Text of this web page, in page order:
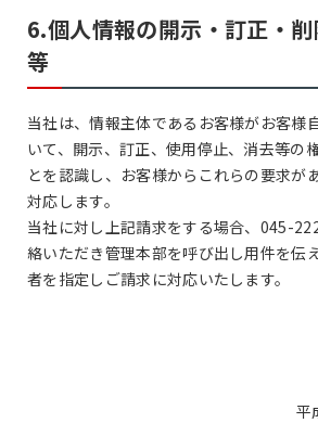
6.個人情報の開示・訂正・
等
当社は、情報主体であるお客様がお客様
いて、開示、訂正、使用停止、消去等の
とを認識し、お客様からこれらの要求が
対応します。
当社に対し上記請求をする場合、045-
絡いただき管理本部を呼び出し用件を伝
者を指定しご請求に対応いたします。
平